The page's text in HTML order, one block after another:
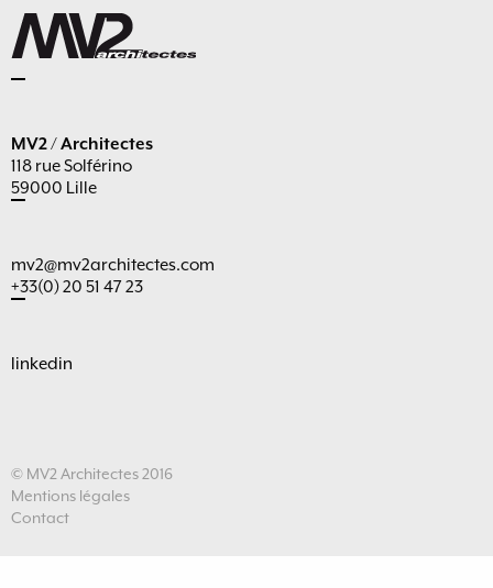
MV2 / Architectes
118 rue Solférino
59000 Lille
mv2@mv2architectes.com
+33(0) 20 51 47 23
linkedin
© MV2 Architectes 2016
Mentions légales
Contact